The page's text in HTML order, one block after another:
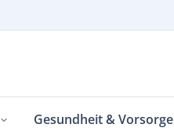
Gesundheit & Vorsorge